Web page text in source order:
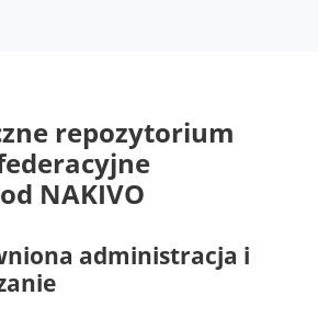
repozytorium
od NAKIVO
administracja i